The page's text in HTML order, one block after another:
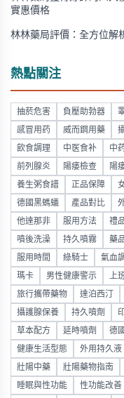
實惠價格
林林藥局評價：全方位解
熱點關注
抽菸危害 負壓助勃器
感冒用药 威而鋼用藥
飲食調理 中医食补 中
前列腺炎 陽痿檢查 陽
養生粥食譜 正品保障
德國黑螞蟻 產品對比
他達那非 服用方法 禮
噴後洗澡 持久噴霧 藥
服用時間 綠騎士 氣血
瑪卡 男性健康警示 上
旅行攜帶藥物 達泊西汀
攝護腺保養 持久噴劑
草本配方 延時噴劑 德
健康生活型態 外用持久液
壯陽中藥 壯陽藥物指南
睡眠與性功能 性功能改善